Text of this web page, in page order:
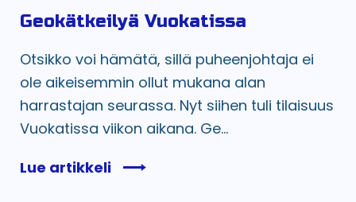
Geokätkeilyä Vuokatissa
Otsikko voi hämätä, sillä puheenjohtaja ei
ole aikeisemmin ollut mukana alan
harrastajan seurassa. Nyt siihen tuli tilaisuus
Vuokatissa viikon aikana. Ge...
Lue artikkeli